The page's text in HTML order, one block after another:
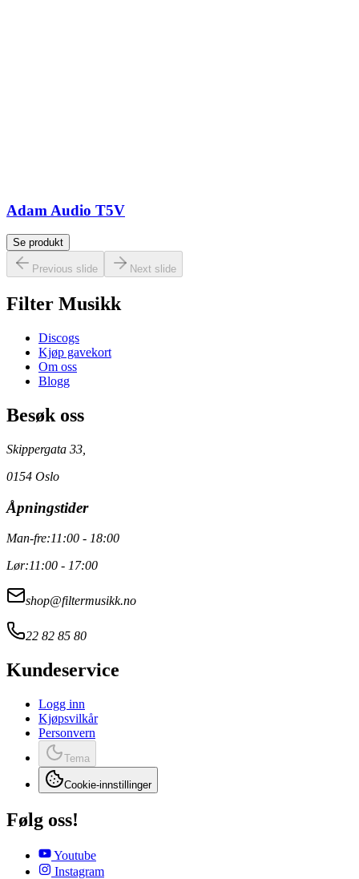
Adam Audio T5V
Se produkt
Previous slide Next slide
Filter Musikk
Discogs
Kjøp gavekort
Om oss
Blogg
Besøk oss
Skippergata 33,
0154 Oslo
Åpningstider
Man-fre:11:00 - 18:00
Lør:11:00 - 17:00
shop@filtermusikk.no
22 82 85 80
Kundeservice
Logg inn
Kjøpsvilkår
Personvern
Tema
Cookie-innstillinger
Følg oss!
Youtube
Instagram